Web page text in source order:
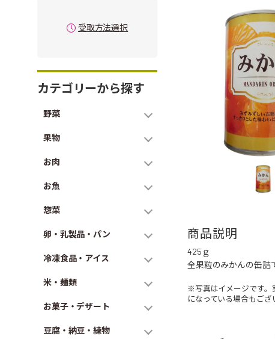
受取方法選択
カテゴリーから探す
野菜
果物
お肉
お魚
惣菜
卵・乳製品・パン
冷凍食品・アイス
米・麺類
お菓子・デザート
豆腐・納豆・練物
商品説明
425ｇ
全果粒のみかんの缶詰
※写真はイメージです。
になっている場合もご